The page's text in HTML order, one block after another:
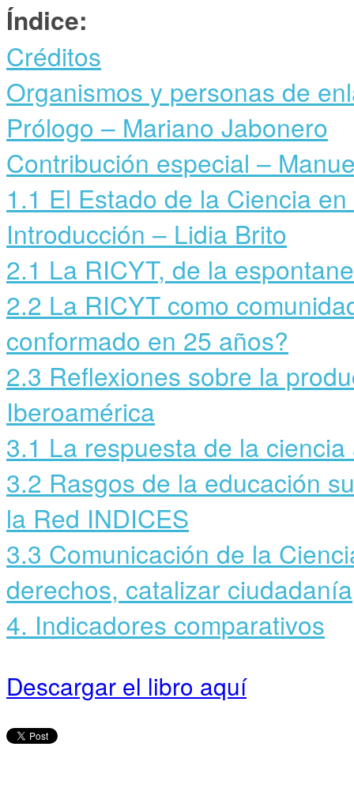
Índice:
Créditos
Organismos y personas de
Prólogo – Mariano Jabonero
Contribución especial –
1.1 El Estado de la Ciencia
Introducción – Lidia Brito
2.1 La RICYT, de la
2.2 La RICYT como
conformado en 25 años?
2.3 Reflexiones sobre la
Iberoamérica
3.1 La respuesta de la
3.2 Rasgos de la educación
la Red INDICES
3.3 Comunicación de la
derechos, catalizar ciudadanía
4. Indicadores comparativos
Descargar el libro aquí